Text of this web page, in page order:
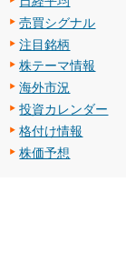
売買シグナル
注目銘柄
株テーマ情報
海外市況
投資カレンダー
格付け情報
株価予想